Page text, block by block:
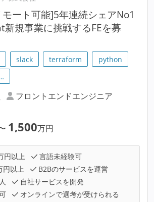
ート可能]5年連続シェアNo1
規事業に挑戦するFEを募
slack terraform
python
フロントエンドエンジニア
1,500万円
円以上
言語未経験可
円以上
B2Bのサービスを運営
自社サービスを開発
オンラインで選考が受けられる